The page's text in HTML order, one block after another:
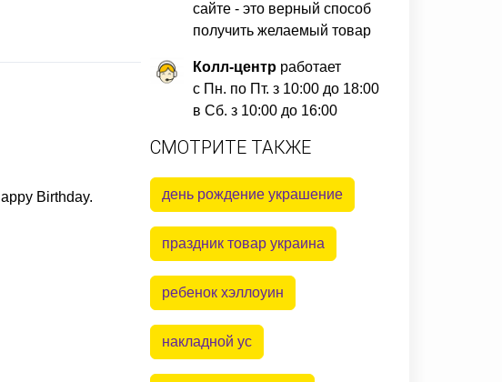
Birthday.
сайте - это верный способ
получить желаемый товар
Колл-центрработает
с Пн. по Пт. з 10:00 до 18:00
в Сб. з 10:00 до 16:00
СМОТРИТЕ ТАКЖЕ
день рождение украшение
праздник товар украина
ребенок хэллоуин
накладной ус